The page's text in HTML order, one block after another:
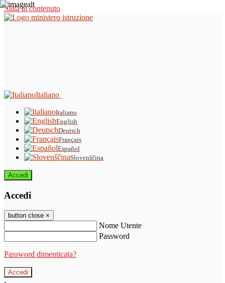
Salta al contenuto
Italiano
Italiano
English
Deutsch
Français
Español
Slovenščina
Accedi
Accedi
button close ×
Nome Utente
Password
Password dimenticata?